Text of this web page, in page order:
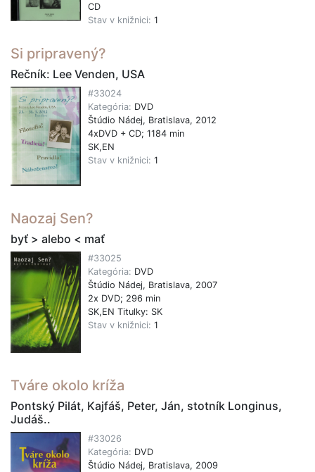
CD
Stav v knižnici: 1
Si pripravený?
Rečník: Lee Venden, USA
#33024
Kategória: DVD
Štúdio Nádej, Bratislava, 2012
4xDVD + CD; 1184 min
SK,EN
Stav v knižnici: 1
Naozaj Sen?
byť > alebo < mať
#33025
Kategória: DVD
Štúdio Nádej, Bratislava, 2007
2x DVD; 296 min
SK,EN Titulky: SK
Stav v knižnici: 1
Tváre okolo kríža
Pontský Pilát, Kajfáš, Peter, Ján, stotník Longinus,
Judáš..
#33026
Kategória: DVD
Štúdio Nádej, Bratislava, 2009